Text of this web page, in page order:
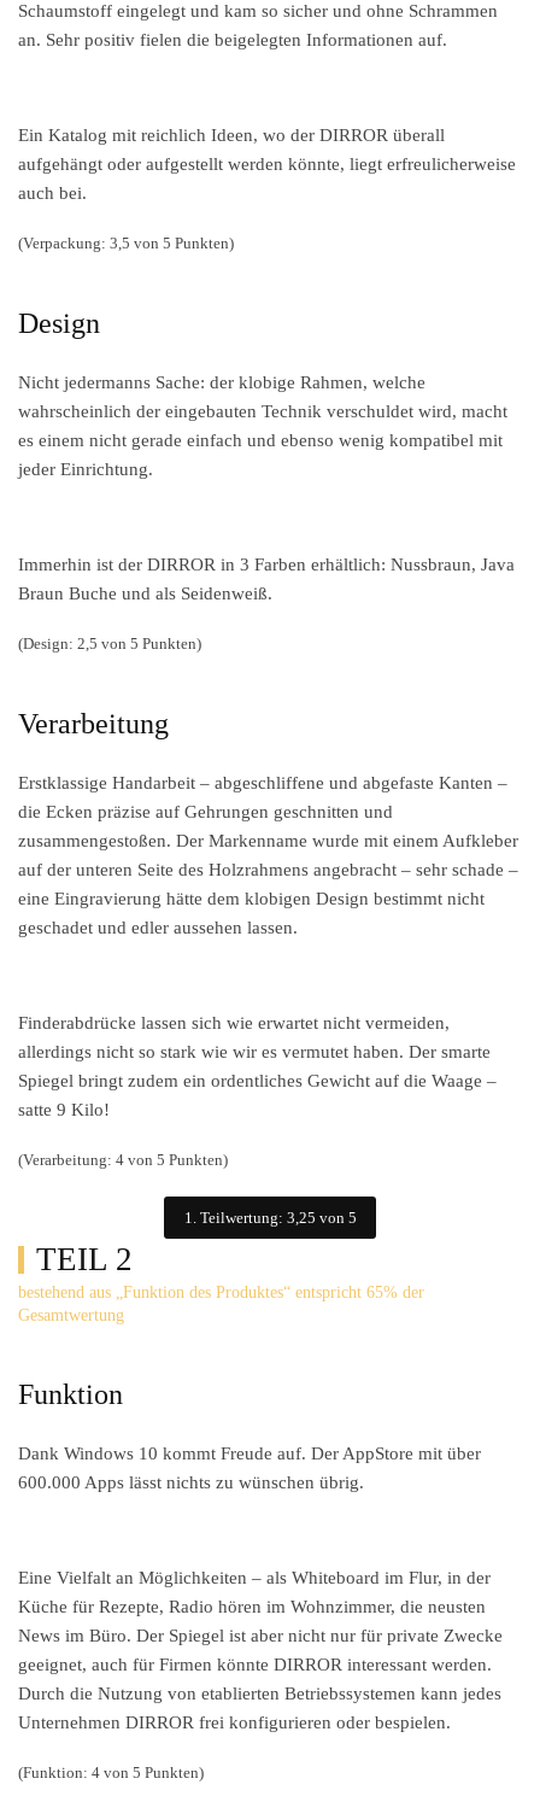
Schaumstoff eingelegt und kam so sicher und ohne Schrammen
an. Sehr positiv fielen die beigelegten Informationen auf.
Ein Katalog mit reichlich Ideen, wo der DIRROR überall
aufgehängt oder aufgestellt werden könnte, liegt erfreulicherweise
auch bei.
(Verpackung: 3,5 von 5 Punkten)
Design
Nicht jedermanns Sache: der klobige Rahmen, welche
wahrscheinlich der eingebauten Technik verschuldet wird, macht
es einem nicht gerade einfach und ebenso wenig kompatibel mit
jeder Einrichtung.
Immerhin ist der DIRROR in 3 Farben erhältlich: Nussbraun, Java
Braun Buche und als Seidenweiß.
(Design: 2,5 von 5 Punkten)
Verarbeitung
Erstklassige Handarbeit – abgeschliffene und abgefaste Kanten –
die Ecken präzise auf Gehrungen geschnitten und
zusammengestoßen. Der Markenname wurde mit einem Aufkleber
auf der unteren Seite des Holzrahmens angebracht – sehr schade –
eine Eingravierung hätte dem klobigen Design bestimmt nicht
geschadet und edler aussehen lassen.
Finderabdrücke lassen sich wie erwartet nicht vermeiden,
allerdings nicht so stark wie wir es vermutet haben. Der smarte
Spiegel bringt zudem ein ordentliches Gewicht auf die Waage –
satte 9 Kilo!
(Verarbeitung: 4 von 5 Punkten)
1. Teilwertung: 3,25 von 5
TEIL 2
bestehend aus „Funktion des Produktes“ entspricht 65% der
Gesamtwertung
Funktion
Dank Windows 10 kommt Freude auf. Der AppStore mit über
600.000 Apps lässt nichts zu wünschen übrig.
Eine Vielfalt an Möglichkeiten – als Whiteboard im Flur, in der
Küche für Rezepte, Radio hören im Wohnzimmer, die neusten
News im Büro. Der Spiegel ist aber nicht nur für private Zwecke
geeignet, auch für Firmen könnte DIRROR interessant werden.
Durch die Nutzung von etablierten Betriebssystemen kann jedes
Unternehmen DIRROR frei konfigurieren oder bespielen.
(Funktion: 4 von 5 Punkten)